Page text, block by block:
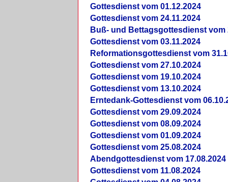
Gottesdienst vom 01.12.2024
Gottesdienst vom 24.11.2024
Buß- und Bettagsgottesdienst vom
Gottesdienst vom 03.11.2024
Reformationsgottesdienst vom
Gottesdienst vom 27.10.2024
Gottesdienst vom 19.10.2024
Gottesdienst vom 13.10.2024
Erntedank-Gottesdienst vom
Gottesdienst vom 29.09.2024
Gottesdienst vom 08.09.2024
Gottesdienst vom 01.09.2024
Gottesdienst vom 25.08.2024
Abendgottesdienst vom 17.08.2024
Gottesdienst vom 11.08.2024